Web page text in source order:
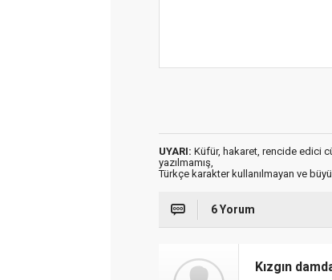
UYARI: Küfür, hakaret, rencide edici
yazılmamış,
Türkçe karakter kullanılmayan ve
6 Yorum
Kızgın